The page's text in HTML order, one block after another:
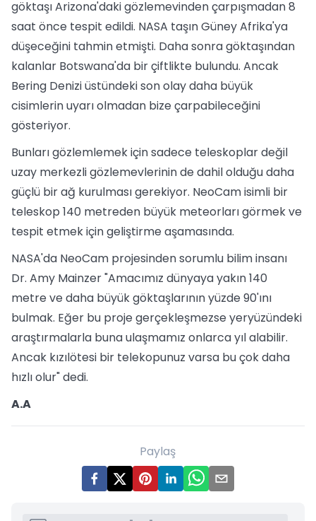
göktaşı Arizona'daki gözlemevinden çarpışmadan 8
saat önce tespit edildi. NASA taşın Güney Afrika'ya
düşeceğini tahmin etmişti. Daha sonra göktaşından
kalanlar Botswana'da bir çiftlikte bulundu. Ancak
Bering Denizi üstündeki son olay daha büyük
cisimlerin uyarı olmadan bize çarpabileceğini
gösteriyor.
Bunları gözlemlemek için sadece teleskoplar değil
uzay merkezli gözlemevlerinin de dahil olduğu daha
güçlü bir ağ kurulması gerekiyor. NeoCam isimli bir
teleskop 140 metreden büyük meteorları görmek ve
tespit etmek için geliştirme aşamasında.
NASA'da NeoCam projesinden sorumlu bilim insanı
Dr. Amy Mainzer "Amacımız dünyaya yakın 140
metre ve daha büyük göktaşlarının yüzde 90'ını
bulmak. Eğer bu proje gerçekleşmezse yeryüzündeki
araştırmalarla buna ulaşmamız onlarca yıl alabilir.
Ancak kızılötesi bir telekopunuz varsa bu çok daha
hızlı olur" dedi.
A.A
Paylaş